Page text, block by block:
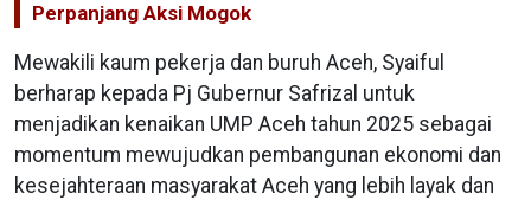
Perpanjang Aksi Mogok
Mewakili kaum pekerja dan buruh Aceh, Syaiful
berharap kepada Pj Gubernur Safrizal untuk
menjadikan kenaikan UMP Aceh tahun 2025 sebagai
momentum mewujudkan pembangunan ekonomi dan
kesejahteraan masyarakat Aceh yang lebih layak dan